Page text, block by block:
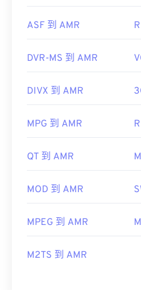
ASF 到 AMR
DVR-MS 到 AMR
DIVX 到 AMR
MPG 到 AMR
QT 到 AMR
MOD 到 AMR
MPEG 到 AMR
M2TS 到 AMR